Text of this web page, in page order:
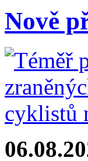
Nově